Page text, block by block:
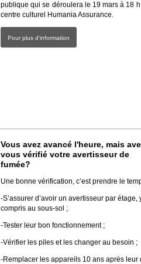
publique qui se déroulera le 19 mars à 18
centre culturel Humania Assurance.
Pour plus d'information
Vous avez avancé l'heure, mais
vous vérifié votre avertisseur de
fumée?
Une bonne vérification, c’est prendre le
-S’assurer d’avoir un avertisseur par étage,
compris au sous-sol ;
-Tester leur bon fonctionnement ;
-Vérifier les piles et les changer au besoin ;
-Remplacer les appareils 10 ans après leur